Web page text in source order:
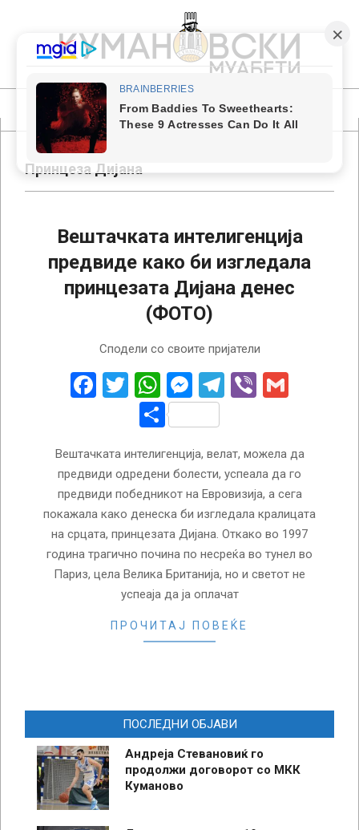
content
КУМАНОВСКИ
МУАБЕТИ
Navigation
MenuПринцеза Дијана
Вештачката интелигенција
предвиде како би изгледала
принцезата Дијана денес
(ФОТО)
Сподели со своите пријатели
Facebook
Twitter
WhatsApp
Messenger
Telegram
Viber
Share
Вештачката интелигенција, велат, можела да
предвиди одредени болести, успеала да го
предвиди победникот на Евровизија, а сега
покажала како денеска би изгледала кралицата
на срцата, принцезата Дијана. Откако во 1997
година трагично почина по несреќа во тунел во
Париз, цела Велика Британија, но и светот не
успеаја да ја оплачат
ПРОЧИТАЈ ПОВЕЌЕ
ПОСЛЕДНИ ОБЈАВИ
Андреја Стевановиќ го
продолжи договорот со МКК
Куманово